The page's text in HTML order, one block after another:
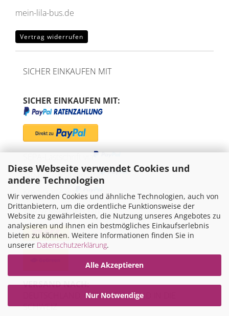
Diese Webseite verwendet Cookies und
andere Technologien
Wir verwenden Cookies und ähnliche Technologien, auch von
Drittanbietern, um die ordentliche Funktionsweise der
Website zu gewährleisten, die Nutzung unseres Angebotes zu
analysieren und Ihnen ein bestmögliches Einkaufserlebnis
bieten zu können. Weitere Informationen finden Sie in
unserer Datenschutzerklärung.
Alle Akzeptieren
Nur Notwendige
mein-lila-bus.de
Vertrag widerrufen
SICHER EINKAUFEN MIT
SICHER EINKAUFEN MIT:
"Später bezahlen" via
Kreditkarte via
WIR VERSENDEN MIT
VERSAND NACH:
DEUTSCHLAND, ÖSTERREICH UND IN DIE
SCHWEIZ